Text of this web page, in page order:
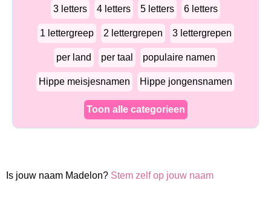
3 letters 4 letters 5 letters 6 letters
1 lettergreep 2 lettergrepen 3 lettergrepen
per land per taal populaire namen
Hippe meisjesnamen Hippe jongensnamen
Toon alle categorieen
Is jouw naam Madelon? Stem zelf op jouw naam